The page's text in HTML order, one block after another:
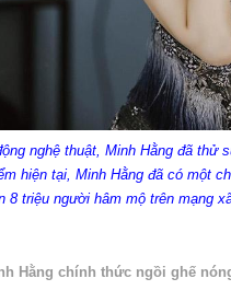
nghệ thuật, Minh Hằng đã
hiện tại, Minh Hằng đã có một
8 triệu người hâm mộ trên mạng
Hằng chính thức ngồi ghế